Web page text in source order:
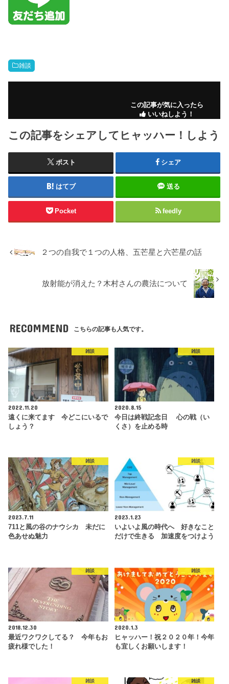
雑談
この記事が気に入ったら
いいねしよう！
この記事をシェアしてヒャッハー！しよう
ポスト シェア
はてブ 送る
Pocket feedly
２つの自我で１つの人格、五芒星と六芒星の話
放射能が消えた？木村さんの農法について
RECOMMEND こちらの記事も人気です。
雑談
2022.11.20
遠くに来てます 今どこにいるで
しょう？
雑談
2020.8.15
今日は終戦記念日 心の戦（い
くさ）を止める時
雑談
2023.7.11
711と風の谷のナウシカ 未だに
色あせぬ魅力
雑談
2023.1.23
いよいよ風の時代へ 好きなこと
だけで生きる 加速度をつけよう
雑談
2018.12.30
最近ワクワクしてる？ 今年もお
疲れ様でした！
雑談
2020.1.3
ヒャッハー！祝２０２０年！今年
も宜しくお願いします！
雑談 雑談